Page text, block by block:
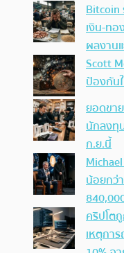
Bitcoin
เงิน-ท
ผลงาน
Scott
ป้องกัน
ยอดขา
นักลงทุ
ก.ย.นี้
น้อยกว่
คริปโต
เหตุกา